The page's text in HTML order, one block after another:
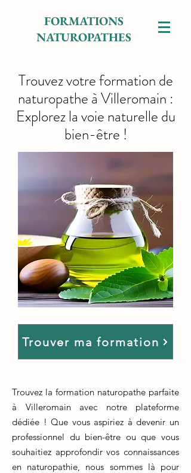
FORMATIONS
NATUROPATHES
Trouvez votre formation de
naturopathe à Villeromain :
Explorez la voie naturelle du
bien-être !
Trouver ma formation
Trouvez la formation naturopathe parfaite
à Villeromain avec notre plateforme
dédiée ! Que vous aspiriez à devenir un
professionnel du bien-être ou que vous
souhaitiez approfondir vos connaissances
en naturopathie, nous sommes là pour